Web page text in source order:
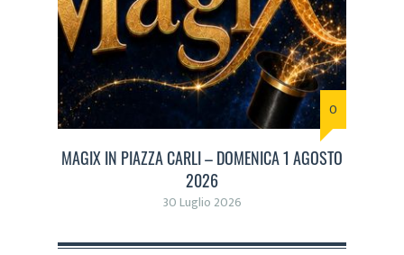
0
MAGIX IN PIAZZA CARLI – DOMENICA 1 AGOSTO
2026
30 Luglio 2026